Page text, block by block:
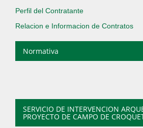
Perfil del Contratante
Relacion e Informacion de Contratos
Normativa
SERVICIO DE INTERVENCION
PROYECTO DE CAMPO DE